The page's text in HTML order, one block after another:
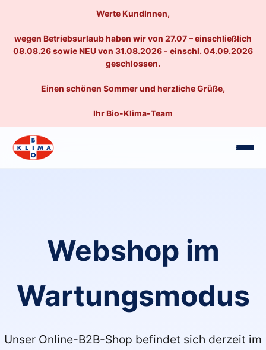
Werte KundInnen,
wegen Betriebsurlaub haben wir von 27.07 – einschließlich
08.08.26 sowie NEU von 31.08.2026 - einschl. 04.09.2026
geschlossen.
Einen schönen Sommer und herzliche Grüße,
Ihr Bio-Klima-Team
Webshop im
Wartungsmodus
Unser Online-B2B-Shop befindet sich derzeit im